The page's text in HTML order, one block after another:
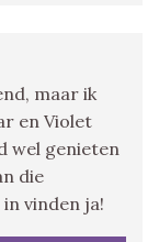
maar ik
en Violet
wel genieten
die
vinden ja!